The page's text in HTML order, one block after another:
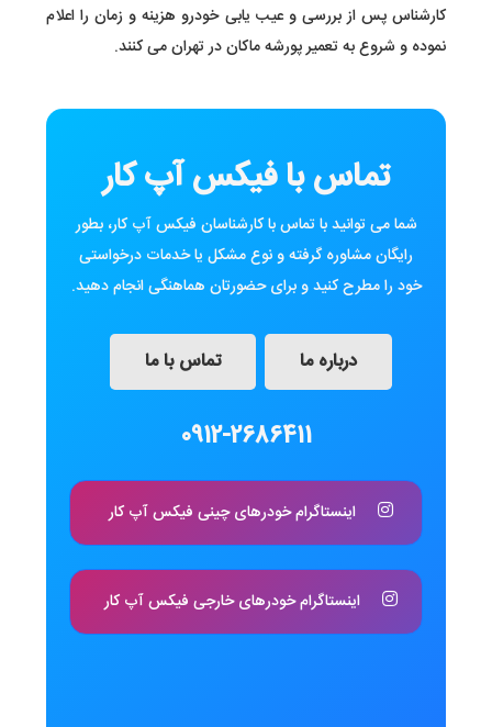
کارشناس پس از بررسی و عیب یابی خودرو هزینه و زمان را اعلام
نموده و شروع به تعمیر پورشه ماکان در تهران می کنند.
تماس با فیکس آپ کار
شما می توانید با تماس با کارشناسان فیکس آپ کار، بطور
رایگان مشاوره گرفته و نوع مشکل یا خدمات درخواستی
خود را مطرح کنید و برای حضورتان هماهنگی انجام دهید.
درباره ما تماس با ما
0912-2686411
اینستاگرام خودرهای چینی فیکس آپ کار
اینستاگرام خودرهای خارجی فیکس آپ کار